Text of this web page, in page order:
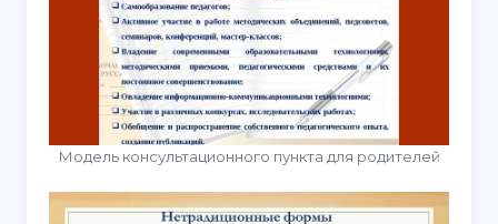
Модель консультационного пункта для родителей